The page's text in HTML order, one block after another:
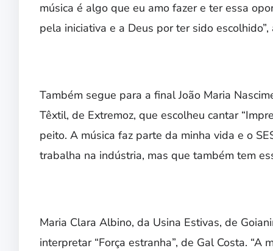
música é algo que eu amo fazer e ter essa
pela iniciativa e a Deus por ter sido escolhido”,
Também segue para a final João Maria
Têxtil, de Extremoz, que escolheu cantar
peito. A música faz parte da minha vida e o
trabalha na indústria, mas que também tem
Maria Clara Albino, da Usina Estivas, de
interpretar “Força estranha”, de Gal Costa.